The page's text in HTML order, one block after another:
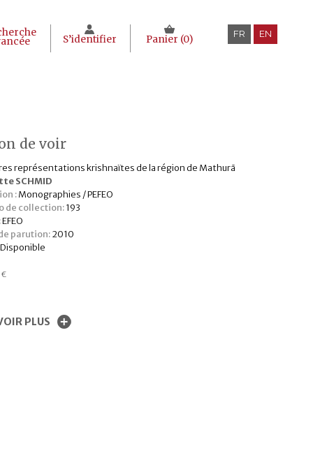
S’identifier Panier (0) FR EN
de voir
représentations krishnaïtes de la région de Mathurā
SCHMID
:Monographies / PEFEO
de collection:193
EFEO
parution:2010
Disponible
€
PLUS